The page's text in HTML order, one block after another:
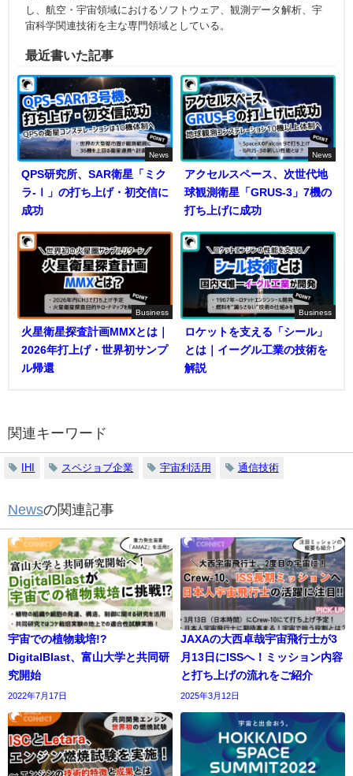
し、航空・宇宙領域におけるソフトウェア、観測データ解析、宇
宙科学関連技術を主な専門領域としている。
最近書いた記事
News
QPS研究所、SAR衛星「ミク
ラ-Ⅰ」の打ち上げ・初交信に
成功
News
アクセルスペース、次世代地
球観測衛星「GRUS-3」7機の
打ち上げに成功
Business
火星衛星探査計画MMXとは｜
2026年打上げ・世界初サンプ
ル帰還
Business
ロケットを支える「シール」
とは｜イーグル工業の技術を
解説
関連キーワード
IHI スペジョブ企業 宇宙利活用 通信技術
Newsの関連記事
宇宙での植物栽培!?
DigitalBlast、富山大学と共同研
究開始
2022年7月17日
JAXAの大西卓哉宇宙飛行士が3
月13日にISSへ！ミッション内容
と打ち上げの流れをご紹介
2025年3月12日